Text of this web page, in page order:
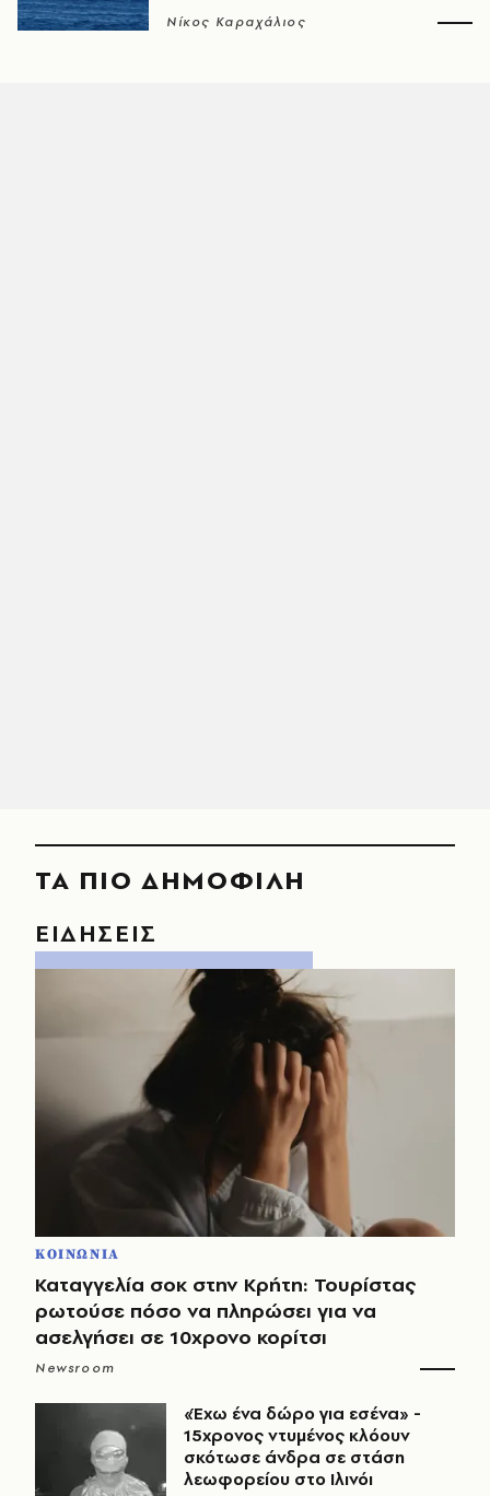
Νίκος Καραχάλιος
ΤΑ ΠΙΟ ΔΗΜΟΦΙΛΗ
ΕΙΔΗΣΕΙΣ
ΚΟΙΝΩΝΙΑ
Καταγγελία σοκ στην Κρήτη: Τουρίστας
ρωτούσε πόσο να πληρώσει για να
ασελγήσει σε 10χρονο κορίτσι
Newsroom
«Έχω ένα δώρο για εσένα» -
15χρονος ντυμένος κλόουν
σκότωσε άνδρα σε στάση
λεωφορείου στο Ιλινόι